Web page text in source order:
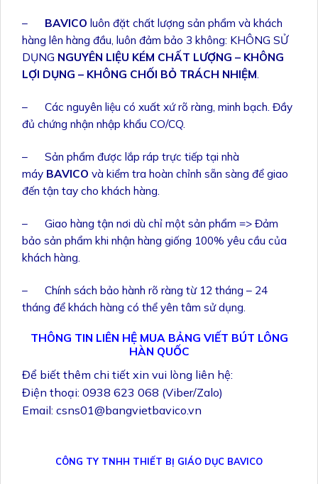
– BAVICO luôn đặt chất lượng sản phẩm và khách
hàng lên hàng đầu, luôn đảm bảo 3 không: KHÔNG SỬ
DỤNG NGUYÊN LIỆU KÉM CHẤT LƯỢNG – KHÔNG
LỢI DỤNG – KHÔNG CHỐI BỎ TRÁCH NHIỆM.
– Các nguyên liệu có xuất xứ rõ ràng, minh bạch. Đầy
đủ chứng nhận nhập khẩu CO/CQ.
– Sản phẩm được lắp ráp trực tiếp tại nhà
máy BAVICO và kiểm tra hoàn chỉnh sẵn sàng để giao
đến tận tay cho khách hàng.
– Giao hàng tận nơi dù chỉ một sản phẩm => Đảm
bảo sản phẩm khi nhận hàng giống 100% yêu cầu của
khách hàng.
– Chính sách bảo hành rõ ràng từ 12 tháng – 24
tháng để khách hàng có thể yên tâm sử dụng.
THÔNG TIN LIÊN HỆ MUA BẢNG VIẾT BÚT LÔNG
HÀN QUỐC
Để biết thêm chi tiết xin vui lòng liên hệ:
Điện thoại: 0938 623 068 (Viber/Zalo)
Email: csns01@bangvietbavico.vn
CÔNG TY TNHH THIẾT BỊ GIÁO DỤC BAVICO